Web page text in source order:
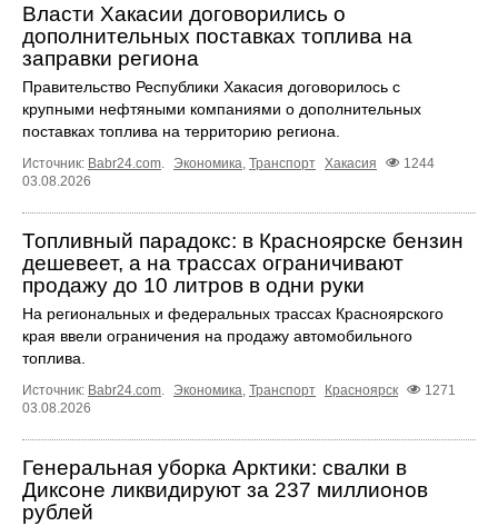
Власти Хакасии договорились о
дополнительных поставках топлива на
заправки региона
Правительство Республики Хакасия договорилось с
крупными нефтяными компаниями о дополнительных
поставках топлива на территорию региона.
Источник: Babr24.com. Экономика, Транспорт Хакасия
1244
03.08.2026
Топливный парадокс: в Красноярске бензин
дешевеет, а на трассах ограничивают
продажу до 10 литров в одни руки
На региональных и федеральных трассах Красноярского
края ввели ограничения на продажу автомобильного
топлива.
Источник: Babr24.com. Экономика, Транспорт Красноярск
1271
03.08.2026
Генеральная уборка Арктики: свалки в
Диксоне ликвидируют за 237 миллионов
рублей